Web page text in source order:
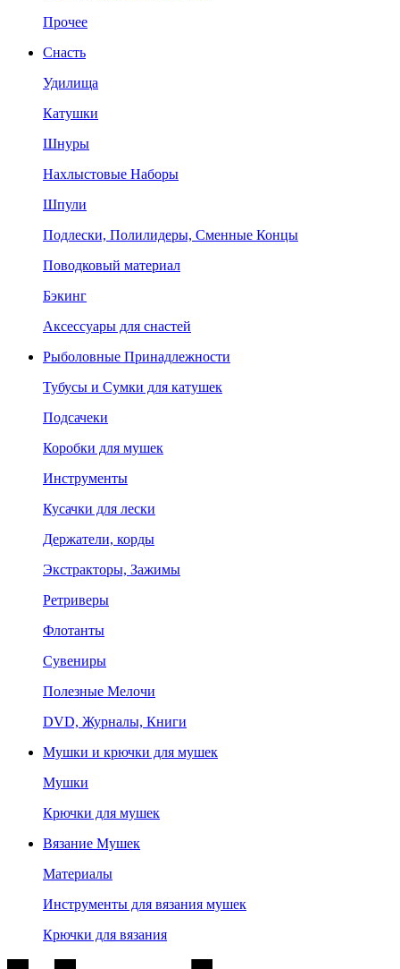
Прочее
Снасть
Удилища
Катушки
Шнуры
Нахлыстовые Наборы
Шпули
Подлески, Полилидеры, Сменные Концы
Поводковый материал
Бэкинг
Аксессуары для снастей
Рыболовные Принадлежности
Тубусы и Сумки для катушек
Подсачеки
Коробки для мушек
Инструменты
Кусачки для лески
Держатели, корды
Экстракторы, Зажимы
Ретриверы
Флотанты
Сувениры
Полезные Мелочи
DVD, Журналы, Книги
Мушки и крючки для мушек
Мушки
Крючки для мушек
Вязание Мушек
Материалы
Инструменты для вязания мушек
Крючки для вязания